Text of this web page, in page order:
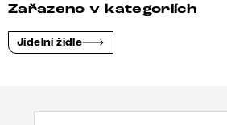
Zařazeno v kategoriích
Jídelní židle